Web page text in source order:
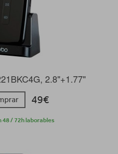
2.8"+1.77"
49€
48 / 72h laborables